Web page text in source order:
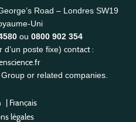
Road – Londres SW19
Uni
ou 0800 902 354
poste fixe) contact :
or related companies.
Français
légales